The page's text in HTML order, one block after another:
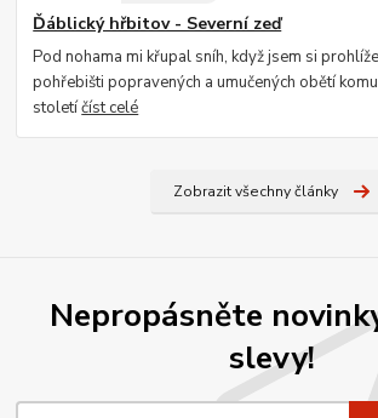
Ďáblický hřbitov - Severní zeď
Pod nohama mi křupal sníh, když jsem si
pohřebišti popravených a umučených obětí
stoletíčíst celé
Zobrazit všechny články
Nepropásněte
slevy!